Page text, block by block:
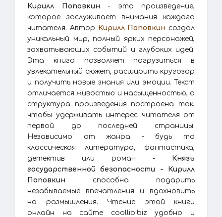
Кирилл Поповкин - это произведение,
которое заслуживает внимания каждого
читателя. Автор
Кирилл Поповкин создал
уникальный мир, полный ярких персонажей,
захватывающих событий и глубоких идей.
Эта книга позволяет погрузиться в
увлекательный сюжет, расширить кругозор
и получить новые знания или эмоции. Текст
отличается живостью и насыщенностью, а
структура произведения построена так,
чтобы удерживать интерес читателя от
первой до последней страницы.
Независимо от жанра - будь то
классическая литература, фантастика,
детектив или роман -
Князь
государственной безопасности - Кирилл
Поповкин способна подарить
незабываемые впечатления и вдохновить
на размышления. Чтение этой книги
онлайн на сайте coollib.biz удобно и